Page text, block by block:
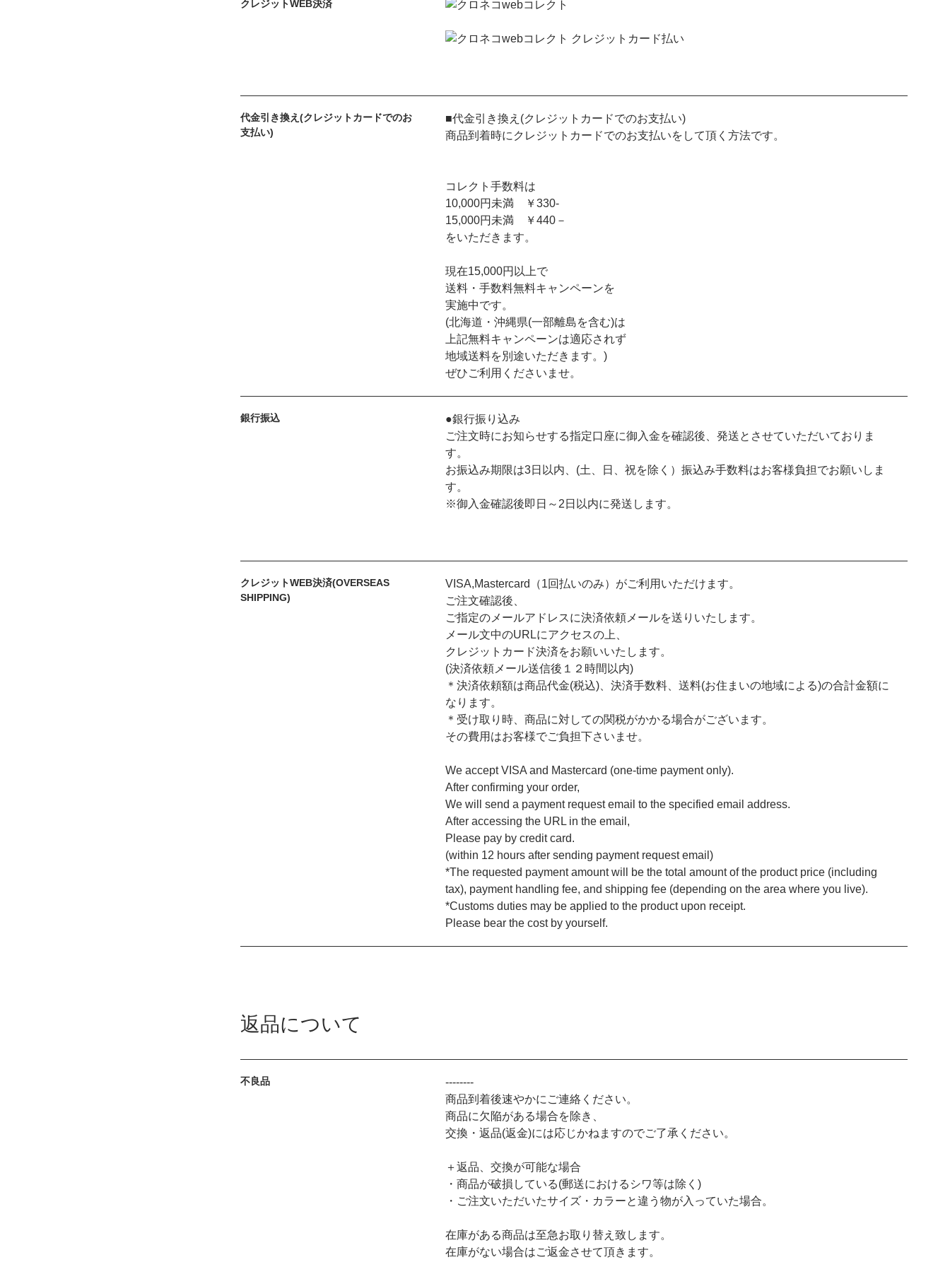
クレジットWEB決済
代金引き換え(クレジットカードでのお
支払い)
■代金引き換え(クレジットカードでのお支払い)
商品到着時にクレジットカードでのお支払いをして頂く方法です。
コレクト手数料は
10,000円未満 ￥330-
15,000円未満 ￥440－
をいただきます。
現在15,000円以上で
送料・手数料無料キャンペーンを
実施中です。
(北海道・沖縄県(一部離島を含む)は
上記無料キャンペーンは適応されず
地域送料を別途いただきます。)
ぜひご利用くださいませ。
銀行振込
●銀行振り込み
ご注文時にお知らせする指定口座に御入金を確認後、発送とさせていただいておりま
す。
お振込み期限は3日以内、(土、日、祝を除く）振込み手数料はお客様負担でお願いしま
す。
※御入金確認後即日～2日以内に発送します。
クレジットWEB決済(OVERSEAS
SHIPPING)
VISA,Mastercard（1回払いのみ）がご利用いただけます。
ご注文確認後、
ご指定のメールアドレスに決済依頼メールを送りいたします。
メール文中のURLにアクセスの上、
クレジットカード決済をお願いいたします。
(決済依頼メール送信後１２時間以内)
＊決済依頼額は商品代金(税込)、決済手数料、送料(お住まいの地域による)の合計金額に
なります。
＊受け取り時、商品に対しての関税がかかる場合がございます。
その費用はお客様でご負担下さいませ。
We accept VISA and Mastercard (one-time payment only).
After confirming your order,
We will send a payment request email to the specified email address.
After accessing the URL in the email,
Please pay by credit card.
(within 12 hours after sending payment request email)
*The requested payment amount will be the total amount of the product price (including
tax), payment handling fee, and shipping fee (depending on the area where you live).
*Customs duties may be applied to the product upon receipt.
Please bear the cost by yourself.
返品について
不良品
--------
商品到着後速やかにご連絡ください。
商品に欠陥がある場合を除き、
交換・返品(返金)には応じかねますのでご了承ください。
＋返品、交換が可能な場合
・商品が破損している(郵送におけるシワ等は除く)
・ご注文いただいたサイズ・カラーと違う物が入っていた場合。
在庫がある商品は至急お取り替え致します。
在庫がない場合はご返金させて頂きます。